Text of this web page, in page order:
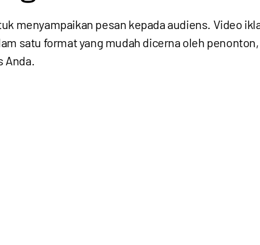
menyampaikan pesan kepada audiens. Video
satu format yang mudah dicerna oleh
Anda.